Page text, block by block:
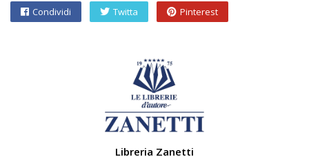
Condividi Twitta Pinterest
Libreria Zanetti